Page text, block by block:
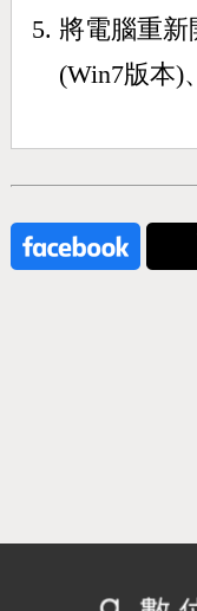
將電腦重
(Win7版本)